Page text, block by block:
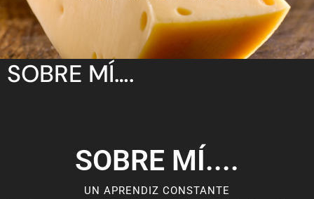
SOBRE MÍ….​
SOBRE MÍ....
UN APRENDIZ CONSTANTE